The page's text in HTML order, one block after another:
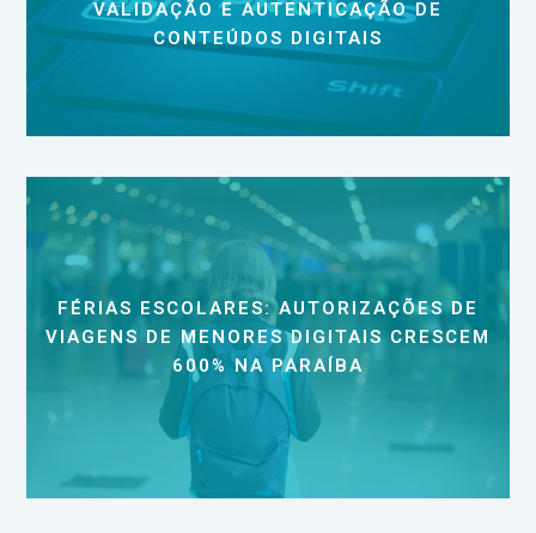
VALIDAÇÃO E AUTENTICAÇÃO DE
CONTEÚDOS DIGITAIS
FÉRIAS ESCOLARES: AUTORIZAÇÕES DE
VIAGENS DE MENORES DIGITAIS CRESCEM
600% NA PARAÍBA